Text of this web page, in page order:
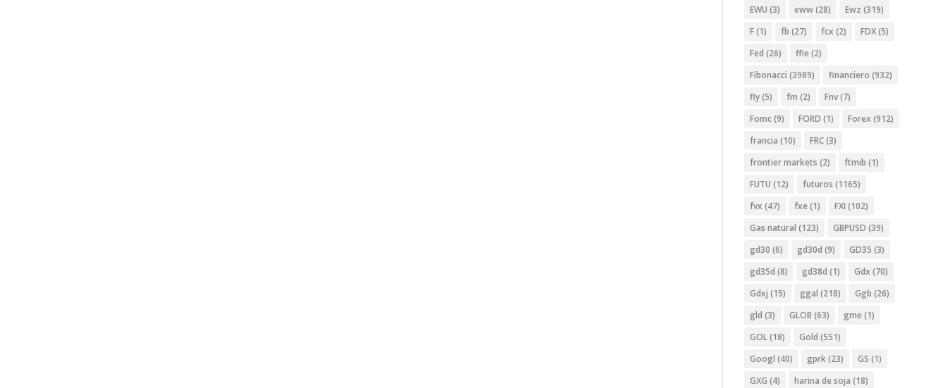
EWU (3) eww(28) Ewz (319)
F(1) fb (27) fcx (2) FDX(5)
Fed (26) ffie (2)
Fibonacci (3989) financiero (932)
fly(5) fm (2) Fnv(7)
Fomc(9) FORD (1) Forex (912)
francia (10) FRC(3)
frontier markets (2) ftmib (1)
FUTU (12) futuros (1165)
fvx (47) fxe (1) FXI (102)
Gas natural (123) GBPUSD (39)
gd30 (6) gd30d (9) GD35 (3)
gd35d (8) gd38d (1) Gdx (70)
Gdxj (15) ggal (218) Ggb (26)
gld (3) GLOB (63) gme (1)
GOL(18) Gold (551)
Googl (40) gprk(23) GS (1)
GXG (4) harina de soja (18)